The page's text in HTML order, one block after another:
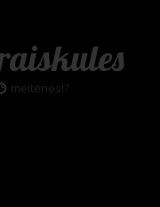
meitenes!?